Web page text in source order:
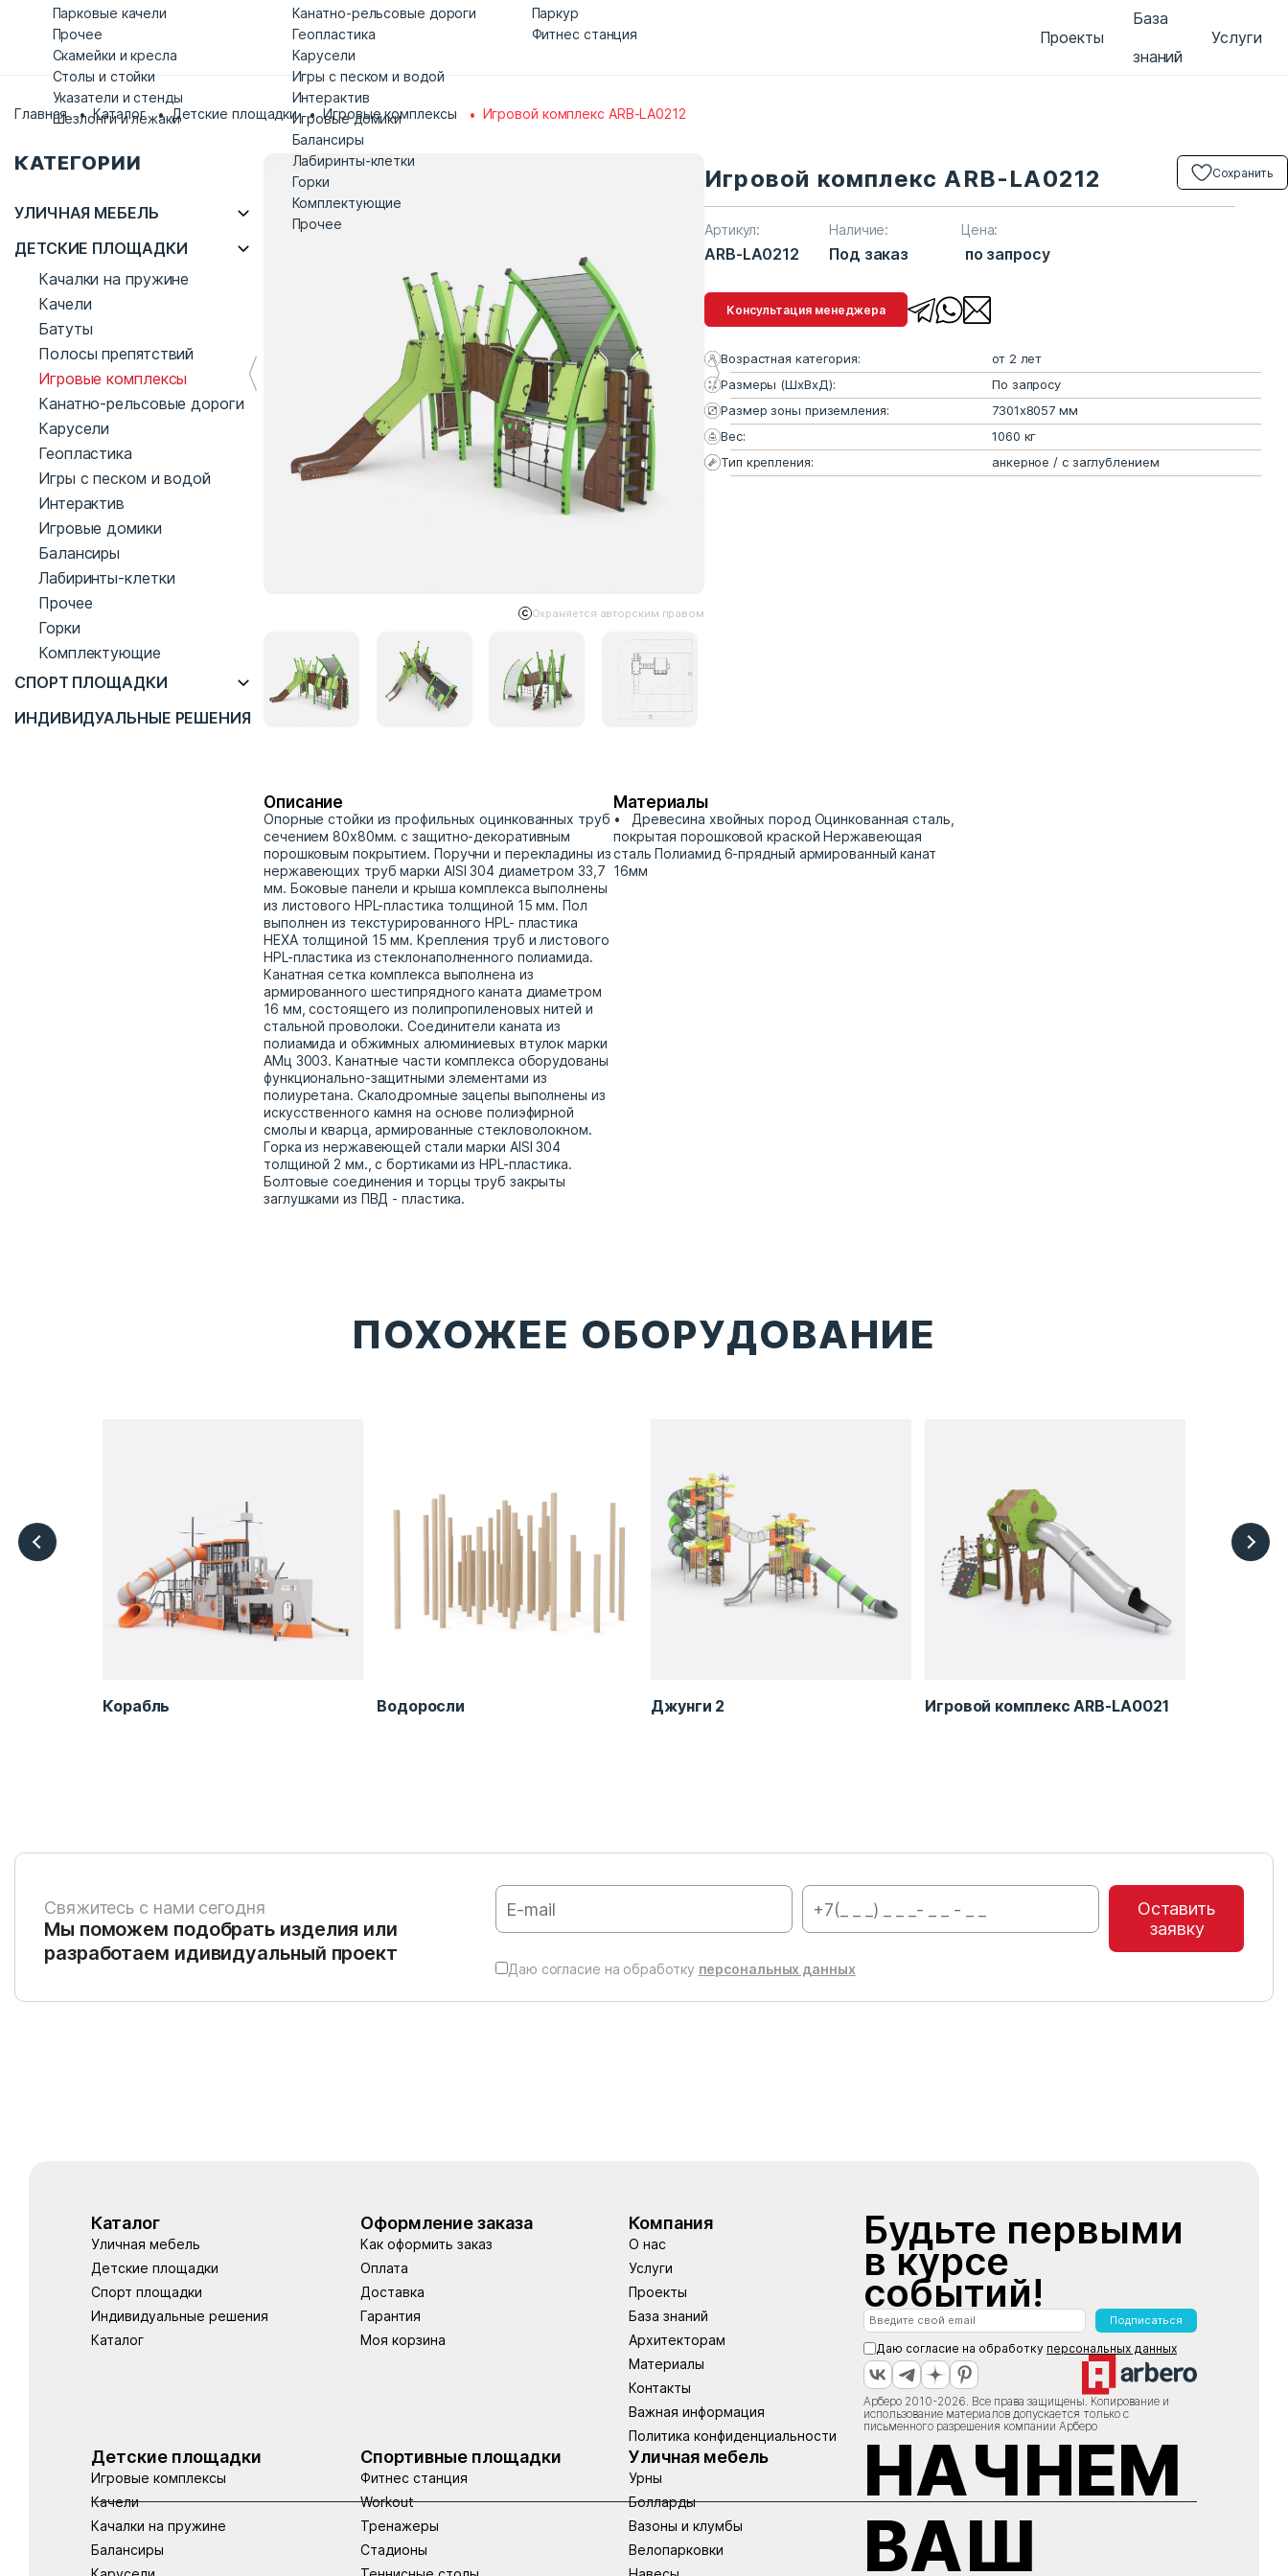
Парковые качели
Прочее
Скамейки и кресла
Столы и стойки
Указатели и стенды
Шезлонги и лежаки
Канатно-рельсовые дороги
Геопластика
Карусели
Игры с песком и водой
Интерактив
Игровые домики
Балансиры
Лабиринты-клетки
Горки
Комплектующие
Прочее
Паркур
Фитнес станция
Проекты
База
знаний
Услуги
Главная Каталог Детские площадки Игровые комплексы Игровой комплекс ARB-LA0212
КАТЕГОРИИ
УЛИЧНАЯ МЕБЕЛЬ
ДЕТСКИЕ ПЛОЩАДКИ
Качалки на пружине
Качели
Батуты
Полосы препятствий
Игровые комплексы
Канатно-рельсовые дороги
Карусели
Геопластика
Игры с песком и водой
Интерактив
Игровые домики
Балансиры
Лабиринты-клетки
Прочее
Горки
Комплектующие
СПОРТ ПЛОЩАДКИ
ИНДИВИДУАЛЬНЫЕ РЕШЕНИЯ
Охраняется авторским правом
Игровой комплекс ARB-LA0212
Артикул:
ARB-LA0212
Наличие:
Под заказ
Цена:
по запросу
Сохранить
Консультация менеджера
Возрастная категория:
от 2 лет
Размеры (ШхВхД):
По запросу
Размер зоны приземления:
7301х8057 мм
Вес:
1060 кг
Тип крепления:
анкерное / с заглублением
Описание
Опорные стойки из профильных оцинкованных труб
сечением 80х80мм. с защитно-декоративным
порошковым покрытием. Поручни и перекладины из
нержавеющих труб марки AISI 304 диаметром 33,7
мм. Боковые панели и крыша комплекса выполнены
из листового HPL-пластика толщиной 15 мм. Пол
выполнен из текстурированного HPL- пластика
HEXA толщиной 15 мм. Крепления труб и листового
HPL-пластика из стеклонаполненного полиамида.
Канатная сетка комплекса выполнена из
армированного шестипрядного каната диаметром
16 мм, состоящего из полипропиленовых нитей и
стальной проволоки. Соединители каната из
полиамида и обжимных алюминиевых втулок марки
АМц 3003. Канатные части комплекса оборудованы
функционально-защитными элементами из
полиуретана. Скалодромные зацепы выполнены из
искусственного камня на основе полиэфирной
смолы и кварца, армированные стекловолокном.
Горка из нержавеющей стали марки AISI 304
толщиной 2 мм., с бортиками из HPL-пластика.
Болтовые соединения и торцы труб закрыты
заглушками из ПВД - пластика.
Материалы
Древесина хвойных пород Оцинкованная сталь,
покрытая порошковой краской Нержавеющая
сталь Полиамид 6-прядный армированный канат
16мм
ПОХОЖЕЕ ОБОРУДОВАНИЕ
Корабль Водоросли Джунги 2 Игровой комплекс ARB-LA0021
Свяжитесь с нами сегодня
Мы поможем подобрать изделия или
разработаем идивидуальный проект
Оставить
заявку
Даю согласие на обработку персональных данных
Каталог
Уличная мебель
Детские площадки
Спорт площадки
Индивидуальные решения
Каталог
Оформление заказа
Как оформить заказ
Оплата
Доставка
Гарантия
Моя корзина
Компания
О нас
Услуги
Проекты
База знаний
Архитекторам
Материалы
Контакты
Важная информация
Политика конфиденциальности
Детские площадки
Игровые комплексы
Качели
Качалки на пружине
Балансиры
Спортивные площадки
Фитнес станция
Workout
Тренажеры
Стадионы
Уличная мебель
Урны
Болларды
Вазоны и клумбы
Велопарковки
Будьте первыми
в курсе
событий!
Подписаться
Даю согласие на обработку персональных данных
Арберо 2010-2026. Все права защищены. Копирование и
использование материалов допускается только с
письменного разрешения компании Арберо
НАЧНЕМ
ВАШ